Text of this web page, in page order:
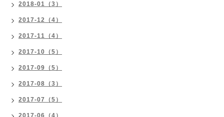
2018-01（3）
2017-12（4）
2017-11（4）
2017-10（5）
2017-09（5）
2017-08（3）
2017-07（5）
2017-06（4）